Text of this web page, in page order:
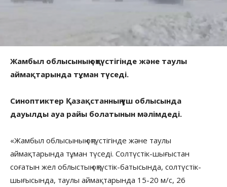
Жамбыл облысының оңтүстігінде және таулы
аймақтарында тұман түседі.
Синоптиктер Қазақстанның үш облысында
дауылды ауа райы болатынын мәлімдеді.
«Жамбыл облысының оңтүстігінде және таулы
аймақтарында тұман түседі. Солтүстік-шығыстан
соғатын жел облыстың оңтүстік-батысында, солтүстік-
шығысында, таулы аймақтарында 15-20 м/с, 26